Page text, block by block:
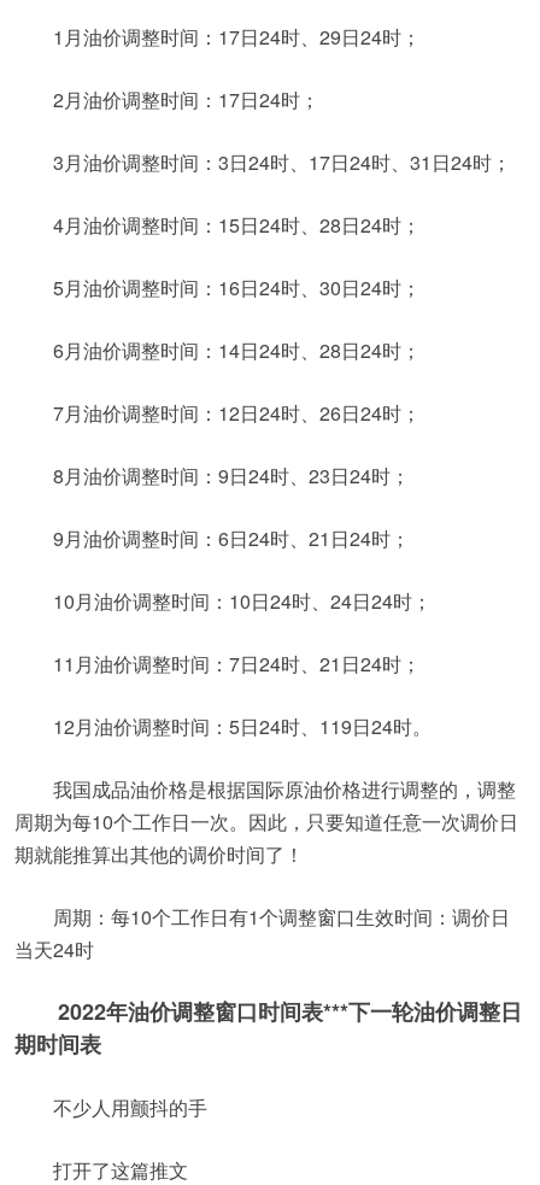
1月油价调整时间：17日24时、29日24时；
2月油价调整时间：17日24时；
3月油价调整时间：3日24时、17日24时、31日24时；
4月油价调整时间：15日24时、28日24时；
5月油价调整时间：16日24时、30日24时；
6月油价调整时间：14日24时、28日24时；
7月油价调整时间：12日24时、26日24时；
8月油价调整时间：9日24时、23日24时；
9月油价调整时间：6日24时、21日24时；
10月油价调整时间：10日24时、24日24时；
11月油价调整时间：7日24时、21日24时；
12月油价调整时间：5日24时、119日24时。
我国成品油价格是根据国际原油价格进行调整的，调整
周期为每10个工作日一次。因此，只要知道任意一次调价日
期就能推算出其他的调价时间了！
周期：每10个工作日有1个调整窗口生效时间：调价日
当天24时
2022年油价调整窗口时间表***下一轮油价调整日
期时间表
不少人用颤抖的手
打开了这篇推文